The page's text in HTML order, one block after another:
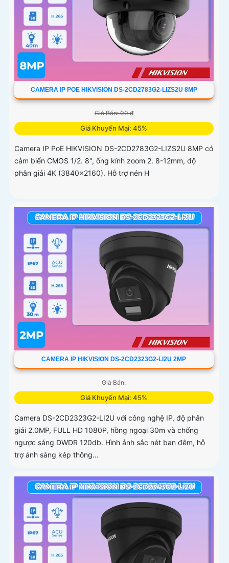
CAMERA IP POE HIKVISION DS-2CD2783G2-LIZS2U 8MP
Giá Bán: 00 ₫
Giá Khuyến Mại: 45%
Camera IP PoE HIKVISION DS-2CD2783G2-LIZS2U 8MP có
cảm biến CMOS 1/2. 8", ống kính zoom 2. 8-12mm, độ
phân giải 4K (3840×2160). Hỗ trợ nén H
CAMERA IP HIKVISION DS-2CD2323G2-LI2U 2MP
Giá Bán:
Giá Khuyến Mại: 45%
Camera DS-2CD2323G2-LI2U với công nghệ IP, độ phân
giải 2.0MP, FULL HD 1080P, hồng ngoại 30m và chống
ngược sáng DWDR 120db. Hình ảnh sắc nét ban đêm, hỗ
trợ ánh sáng kép thông...